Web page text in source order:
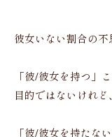
彼女いない割合の不
「彼/彼女を持つ」
目的ではないけれど、
「彼/彼女を持たな